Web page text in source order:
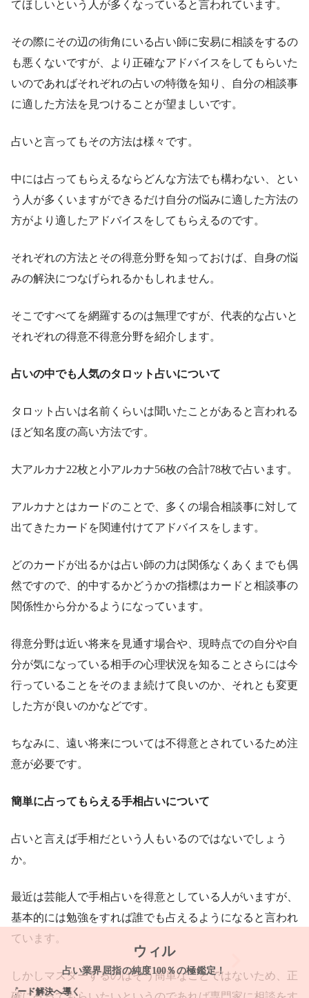
てほしいという人が多くなっていると言われています。
その際にその辺の街角にいる占い師に安易に相談をするの
も悪くないですが、より正確なアドバイスをしてもらいた
いのであればそれぞれの占いの特徴を知り、自分の相談事
に適した方法を見つけることが望ましいです。
占いと言ってもその方法は様々です。
中には占ってもらえるならどんな方法でも構わない、とい
う人が多くいますができるだけ自分の悩みに適した方法の
方がより適したアドバイスをしてもらえるのです。
それぞれの方法とその得意分野を知っておけば、自身の悩
みの解決につなげられるかもしれません。
そこですべてを網羅するのは無理ですが、代表的な占いと
それぞれの得意不得意分野を紹介します。
占いの中でも人気のタロット占いについて
タロット占いは名前くらいは聞いたことがあると言われる
ほど知名度の高い方法です。
大アルカナ22枚と小アルカナ56枚の合計78枚で占います。
アルカナとはカードのことで、多くの場合相談事に対して
出てきたカードを関連付けてアドバイスをします。
どのカードが出るかは占い師の力は関係なくあくまでも偶
然ですので、的中するかどうかの指標はカードと相談事の
関係性から分かるようになっています。
得意分野は近い将来を見通す場合や、現時点での自分や自
分が気になっている相手の心理状況を知ることさらには今
行っていることをそのまま続けて良いのか、それとも変更
した方が良いのかなどです。
ちなみに、遠い将来については不得意とされているため注
意が必要です。
簡単に占ってもらえる手相占いについて
占いと言えば手相だという人もいるのではないでしょう
か。
最近は芸能人で手相占いを得意としている人がいますが、
基本的には勉強をすれば誰でも占えるようになると言われ
ています。
しかしマスターするのはそう簡単なことではないため、正
ウィル
占い業界屈指の純度100％の極鑑定！
ド解決へ導く